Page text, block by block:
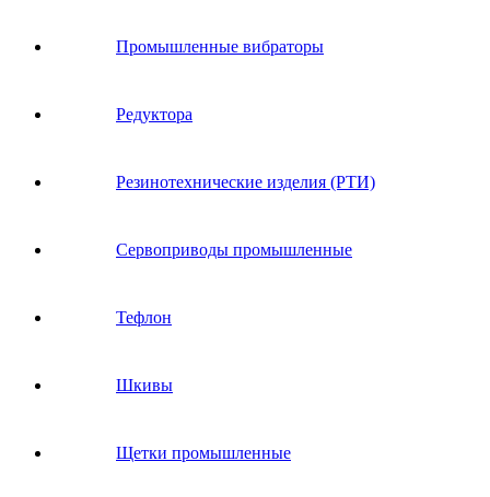
Промышленные вибраторы
Редуктора
Резинотехнические изделия (РТИ)
Сервоприводы промышленные
Тефлон
Шкивы
Щетки промышленные